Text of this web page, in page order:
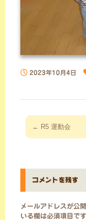
2023年10月4日
投
稿
シ
ョ
← R5 運動会
コメントを残す
メールアドレスが公
いる欄は必須項目です